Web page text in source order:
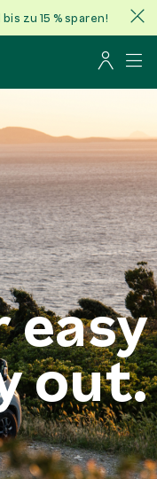
zu 15 % sparen!
easy
out.